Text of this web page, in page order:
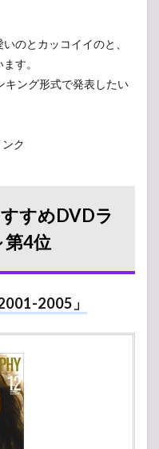
のとカッコイイのと、
す。
キング形式で発表したい
ク
すめDVDラ
第4位
2005」